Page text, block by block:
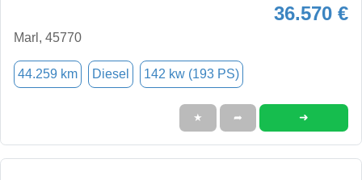
36.570 €
Marl, 45770
44.259 km Diesel 142 kw (193 PS)
★ ➦ ➜